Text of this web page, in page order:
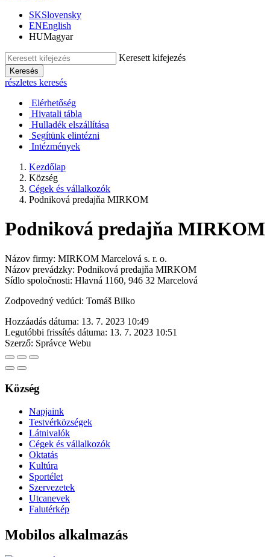
SKSlovensky
ENEnglish
HUMagyar
Keresett kifejezés
Keresés
részletes keresés
Elérhetőség
Hivatali tábla
Hulladék elszállítása
Segítünk elintézni
Intézmények
Kezdőlap
Község
Cégek és vállalkozók
Podniková predajňa MIRKOM
Podniková predajňa MIRKOM
Názov firmy: MIRKOM Marcelová s. r. o.
Názov prevádzky: Podniková predajňa MIRKOM
Sídlo spoločnosti: Hlavná 1160, 946 32 Marcelová
Zodpovedný vedúci: Tomáš Bilko
Hozzáadás dátuma: 13. 7. 2023 10:49
Legutóbbi frissítés dátuma: 13. 7. 2023 10:51
Szerző: Správce Webu
Község
Napjaink
Testvérközségek
Látnivalók
Cégek és vállalkozók
Oktatás
Kultúra
Sportélet
Szervezetek
Utcanevek
Falutérkép
Mobilos alkalmazás